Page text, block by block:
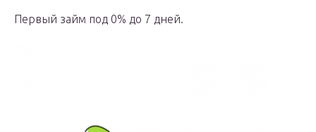
Первый займ под 0% до 7 дней.